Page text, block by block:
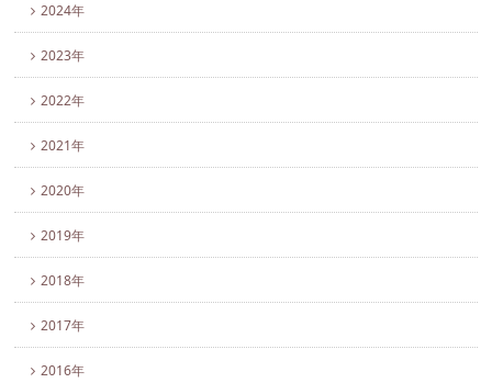
2024年
2023年
2022年
2021年
2020年
2019年
2018年
2017年
2016年